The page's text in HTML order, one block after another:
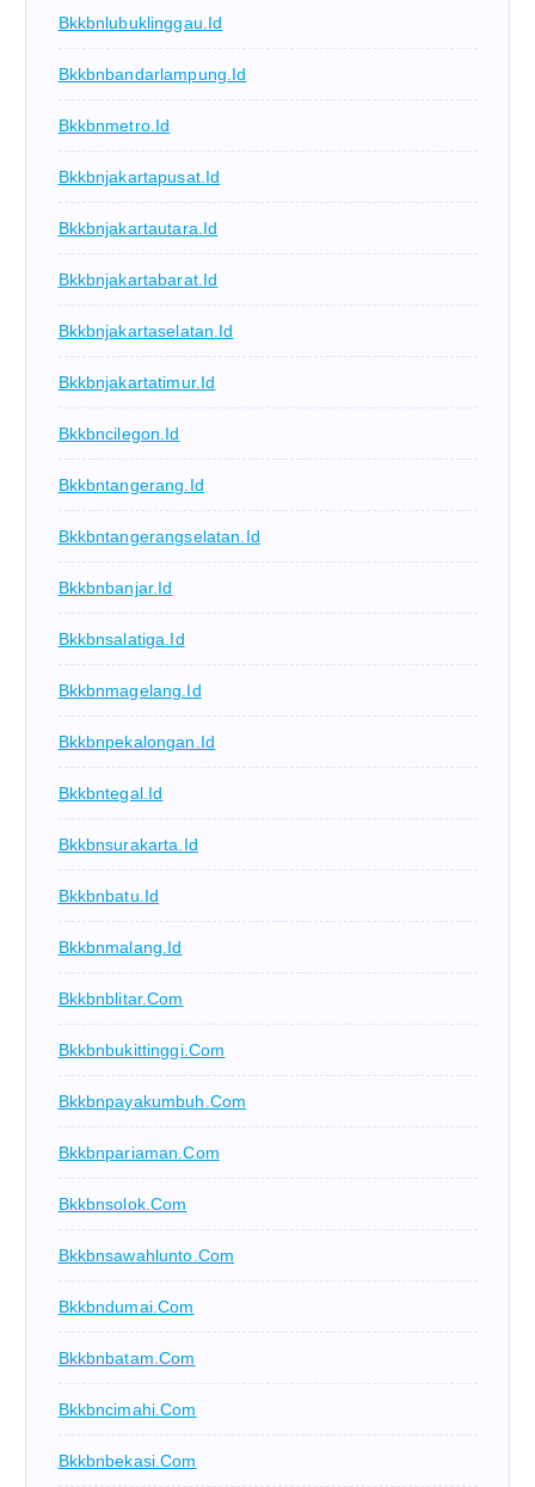
Bkkbnlubuklinggau.id
Bkkbnbandarlampung.id
Bkkbnmetro.id
Bkkbnjakartapusat.id
Bkkbnjakartautara.id
Bkkbnjakartabarat.id
Bkkbnjakartaselatan.id
Bkkbnjakartatimur.id
Bkkbncilegon.id
Bkkbntangerang.id
Bkkbntangerangselatan.id
Bkkbnbanjar.id
Bkkbnsalatiga.id
Bkkbnmagelang.id
Bkkbnpekalongan.id
Bkkbntegal.id
Bkkbnsurakarta.id
Bkkbnbatu.id
Bkkbnmalang.id
Bkkbnblitar.com
Bkkbnbukittinggi.com
Bkkbnpayakumbuh.com
Bkkbnpariaman.com
Bkkbnsolok.com
Bkkbnsawahlunto.com
Bkkbndumai.com
Bkkbnbatam.com
Bkkbncimahi.com
Bkkbnbekasi.com